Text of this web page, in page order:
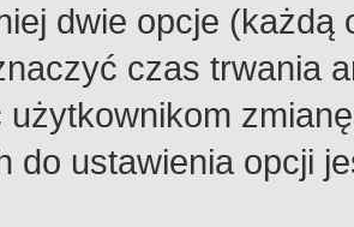
dwie opcje
czas trwania
użytkownikom
do ustawienia opcji